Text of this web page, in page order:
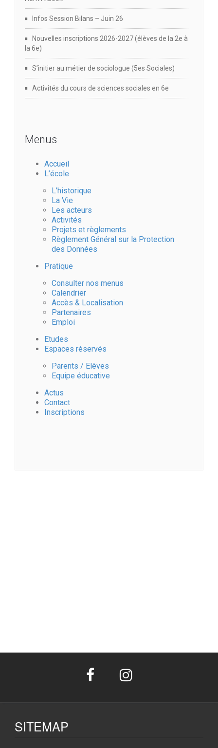
Infos Session Bilans – Juin 26
Nouvelles inscriptions 2026-2027 (élèves de la 2e à
la 6e)
S’initier au métier de sociologue (5es Sociales)
Activités du cours de sciences sociales en 6e
Menus
Accueil
L’école
L’historique
La Vie
Les acteurs
Activités
Projets et règlements
Règlement Général sur la Protection
des Données
Pratique
Consulter nos menus
Calendrier
Accès & Localisation
Partenaires
Emploi
Etudes
Espaces réservés
Parents / Elèves
Equipe éducative
Actus
Contact
Inscriptions
SITEMAP